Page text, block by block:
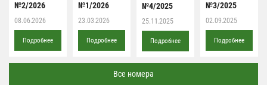
№2/2026
08.06.2026
Подробнее
№1/2026
23.03.2026
Подробнее
№4/2025
25.11.2025
Подробнее
№3/2025
02.09.2025
Подробнее
Все номера